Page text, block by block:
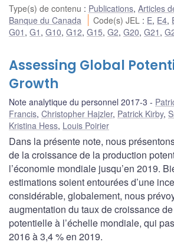
Type(s) de contenu : Publications, Articles
Banque du Canada
Code(s) JEL : E, E4,
G01 , G1 , G10, G12, G15, G2, G20, G21 ,
Assessing Global
Growth
Note analytique du personnel 2017-3
Francis, Christopher Hajzler, Patrick Kirby,
Kristina Hess, Louis Poirier
Dans la présente note, nous
de la croissance de la production
l’économie mondiale jusqu’en 2019.
estimations soient entourées d’une
considérable, globalement, nous
augmentation du taux de croissance
potentielle à l’échelle mondiale, qui
2016 à 3,4 % en 2019.